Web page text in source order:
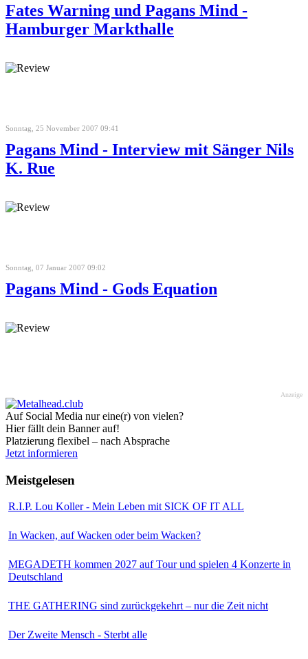
Fates Warning und Pagans Mind -
Hamburger Markthalle
Sonntag, 25 November 2007 09:41
Pagans Mind - Interview mit Sänger Nils
K. Rue
Sonntag, 07 Januar 2007 09:02
Pagans Mind - Gods Equation
Anzeige
Auf Social Media nur eine(r) von vielen?
Hier fällt dein Banner auf!
Platzierung flexibel – nach Absprache
Jetzt informieren
Meistgelesen
R.I.P. Lou Koller - Mein Leben mit SICK OF IT ALL
In Wacken, auf Wacken oder beim Wacken?
MEGADETH kommen 2027 auf Tour und spielen 4 Konzerte in
Deutschland
THE GATHERING sind zurückgekehrt – nur die Zeit nicht
Der Zweite Mensch - Sterbt alle